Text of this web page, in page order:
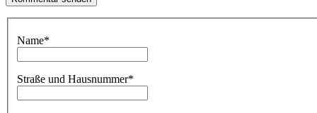
Name*
Straße und Hausnummer*